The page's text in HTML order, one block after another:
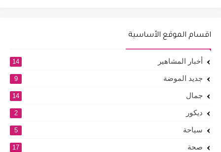
اقسام الموقع الأساسية
أخبار المشاهير 14
جديد الموضة 9
جمال 14
ديكور 2
سياحة 5
صحة 17